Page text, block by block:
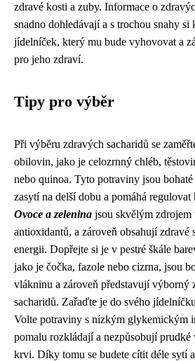
zdravé kosti a zuby. Informace o
snadno dohledávají a s trochou snahy si
jídelníček, který mu bude vyhovovat a
pro jeho zdraví.
Tipy pro výběr
Při výběru zdravých sacharidů se
obilovin, jako je celozrnný chléb,
nebo quinoa. Tyto potraviny jsou
zasytí na delší dobu a pomáhá
Ovoce a zelenina jsou skvělým
antioxidantů, a zároveň obsahují zdravé
energii. Dopřejte si je v pestré škále
jako je čočka, fazole nebo cizrna, jsou
vlákninu a zároveň představují výborný
sacharidů. Zařaďte je do svého
Volte potraviny s nízkým glykemickým
pomalu rozkládají a nezpůsobují
krvi. Díky tomu se budete cítit déle sytí